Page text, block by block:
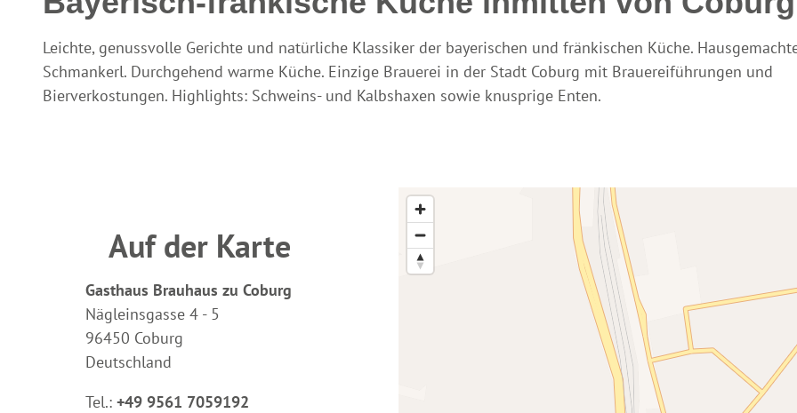
Leichte, genussvolle Gerichte und natürliche Klassiker der bayerischen und fränkischen Küche.
Schmankerl. Durchgehend warme Küche. Einzige Brauerei in der Stadt Coburg mit Brauereiführungen und
Bierverkostungen. Highlights: Schweins- und Kalbshaxen sowie knusprige Enten.
Auf der Karte
Gasthaus Brauhaus zu Coburg
Nägleinsgasse 4 - 5
96450 Coburg
Deutschland
Tel.: +49 9561 7059192